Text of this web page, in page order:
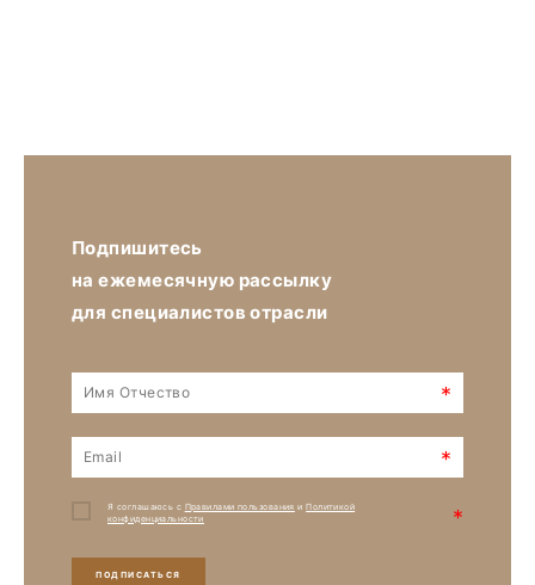
Подпишитесь
на ежемесячную рассылку
для специалистов отрасли
*
*
Я соглашаюсь с Правилами пользования иПолитикой
конфиденциальности
*
ПОДПИСАТЬСЯ